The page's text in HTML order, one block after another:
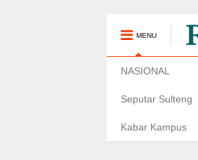
MENU
NASIONAL
Seputar Sulteng
Kabar Kampus